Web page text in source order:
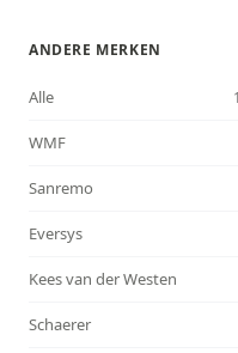
ANDERE MERKEN
Alle
WMF
Sanremo
Eversys
Kees van der Westen
Schaerer